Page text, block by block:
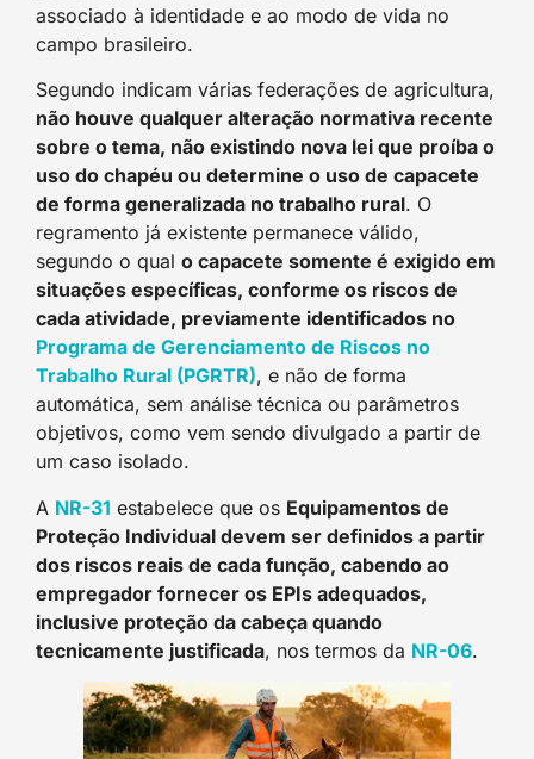
associado à identidade e ao modo de vida no
campo brasileiro.
Segundo indicam várias federações de agricultura,
não houve qualquer alteração normativa recente
sobre o tema, não existindo nova lei que proíba o
uso do chapéu ou determine o uso de capacete
de forma generalizada no trabalho rural. O
regramento já existente permanece válido,
segundo o qual o capacete somente é exigido em
situações específicas, conforme os riscos de
cada atividade, previamente identificados no
Programa de Gerenciamento de Riscos no
Trabalho Rural (PGRTR), e não de forma
automática, sem análise técnica ou parâmetros
objetivos, como vem sendo divulgado a partir de
um caso isolado.
A NR-31 estabelece que os Equipamentos de
Proteção Individual devem ser definidos a partir
dos riscos reais de cada função, cabendo ao
empregador fornecer os EPIs adequados,
inclusive proteção da cabeça quando
tecnicamente justificada, nos termos da NR-06.